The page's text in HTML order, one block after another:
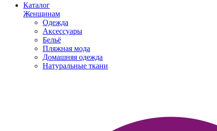
Каталог
Женщинам
Одежда
Аксессуары
Бельё
Пляжная мода
Домашняя одежда
Натуральные ткани